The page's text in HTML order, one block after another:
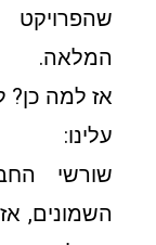
המלאה.
אז למה
עלינו:
שורשי
השמונים,